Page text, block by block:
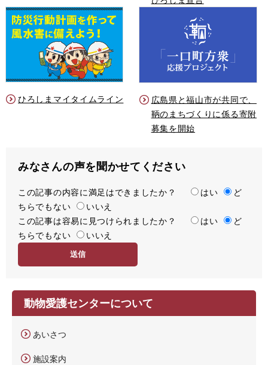
ひろしまマイタイムライン
広島県と福山市が共同で、
鞆のまちづくりに係る寄附
募集を開始
みなさんの声を聞かせてください
満
足
度
この記事の内容に満足はできましたか？ はい
ど
ちらでもない
いいえ
容
易
この記事は容易に見つけられましたか？ はい
ど
ちらでもない
いいえ
動物愛護センターについて
あいさつ
施設案内